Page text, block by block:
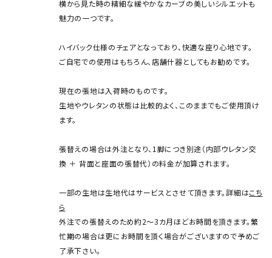
横から見た時の精細な緩やかなカーブの美しいシルエットも
魅力の一つです。
ハイバック仕様のチェアとなっており、快適な座り心地です。
ご自宅での使用はもちろん、店舗什器としてもお勧めです。
現在の張地は入荷時のものです。
生地やウレタンの状態は比較的よく、このままでもご使用頂け
ます。
張替えの場合は外注となり、1脚につき別途（内部ウレタン交
換 ＋ 背面と座面の張替代）の料金が加算されます。
一部の生地は生地代はサービスとさせて頂きます。詳細はこち
ら
外注での張替えのため約2～3カ月ほどお時間を頂きます。繁
忙期の場合は更にお時間を頂く場合がございますので予めご
了承下さい。